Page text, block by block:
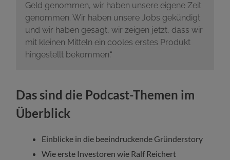
Geld genommen, wir haben unsere eigene Zeit
genommen. Wir haben unsere Jobs gekündigt
und wir haben gesagt, wir zeigen jetzt, dass wir
mit kleinen Mitteln ein cooles erstes Produkt
hingestellt bekommen.“
Das sind die Podcast-Themen im
Überblick
Einblicke in die beeindruckende Gründerstory
Wie erste Investoren wie Ralf Reichert